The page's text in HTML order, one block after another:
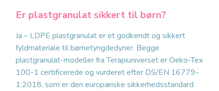
Er plastgranulat sikkert til børn?
Ja – LDPE plastgranulat er et godkendt og sikkert
fyldmateriale til børnetyngdedyner. Begge
plastgranulat-modeller fra Terapiuniverset er Oeko-Tex
100-1 certificerede og vurderet efter DS/EN 16779-
1:2018, som er den europæiske sikkerhedsstandard